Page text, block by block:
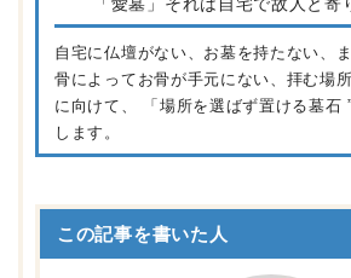
自宅に仏壇がない、お墓を持たない、
骨によってお骨が手元にない、拝む場
に向けて、 「場所を選ばず置ける墓石
します。
この記事を書いた人